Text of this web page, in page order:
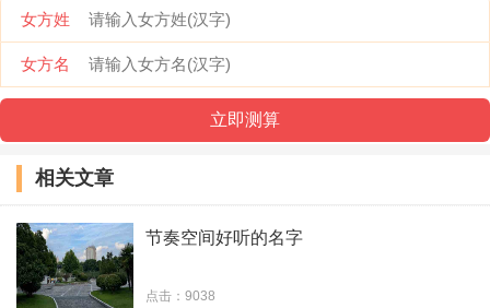
冷风落叶刀
霸气满天下
1 2
女方姓
女方名
相关文章
节奏空间好听的名字
点击：9038